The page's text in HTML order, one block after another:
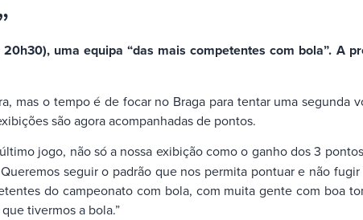
uma equipa “das mais competentes com bola”. A
mas o tempo é de focar no Braga para tentar uma segunda
são agora acompanhadas de pontos.
jogo, não só a nossa exibição como o ganho dos 3
seguir o padrão que nos permita pontuar e não
do campeonato com bola, com muita gente com boa
tivermos a bola.”